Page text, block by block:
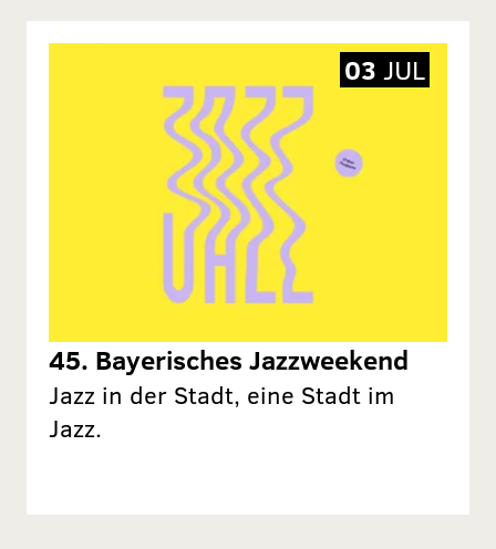
45. Bayerisches Jazzweekend
Jazz in der Stadt, eine Stadt im
Jazz.
03 JUL